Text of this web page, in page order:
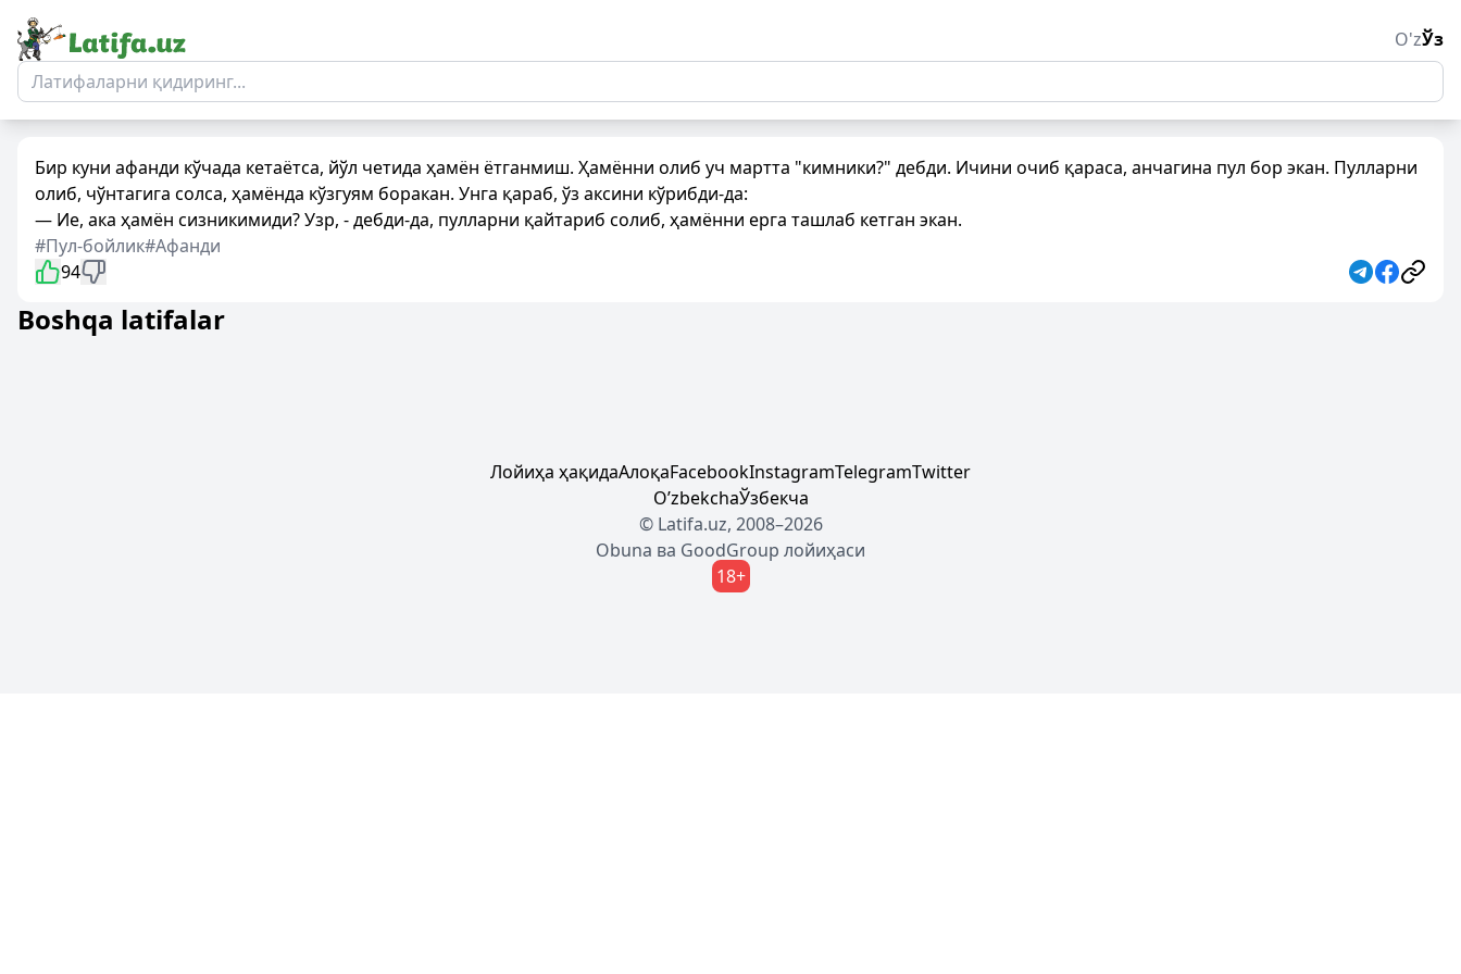
O'zЎз
Бир куни афанди кўчада кетаётса, йўл четида ҳамён ётганмиш. Ҳамённи олиб уч мартта "кимники?" дебди. Ичини очиб қараса, анчагина пул бор экан. Пулларни
олиб, чўнтагига солса, ҳамёнда кўзгуям боракан. Унга қараб, ўз аксини кўрибди-да:
— Ие, ака ҳамён сизникимиди? Узр, - дебди-да, пулларни қайтариб солиб, ҳамённи ерга ташлаб кетган экан.
#Пул-бойлик#Афанди
94
Boshqa latifalar
Лойиҳа ҳақидаАлоқаFacebookInstagramTelegramTwitter
OʼzbekchaЎзбекча
© Latifa.uz, 2008–2026
Obuna ва GoodGroup лойиҳаси
18+